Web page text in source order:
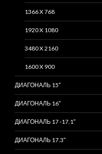
1366 X 768
1920 X 1080
3480 X 2160
1600 X 900
ДИАГОНАЛЬ 15″
ДИАГОНАЛЬ 16″
ДИАГОНАЛЬ 17 -17.1″
ДИАГОНАЛЬ 17.3″